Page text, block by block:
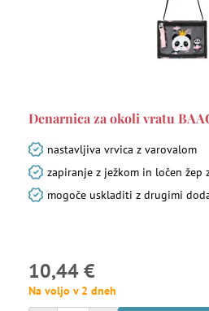
Denarnica za okoli vratu
nastavljiva vrvica z varovalom
zapiranje z ježkom in ločen žep
mogoče uskladiti z drugimi
10,44 €
Na voljo v 2 dneh